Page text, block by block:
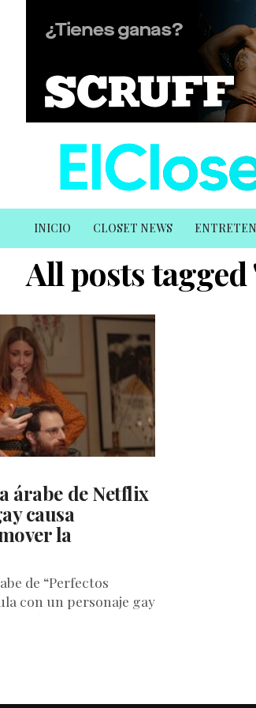
INICIO CLOSET NEWS
All posts
árabe de Netflix
causa
la
de “Perfectos
con un personaje gay